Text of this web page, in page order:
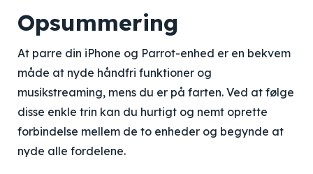
Opsummering
At parre din iPhone og Parrot-enhed er en bekvem
måde at nyde håndfri funktioner og
musikstreaming, mens du er på farten. Ved at følge
disse enkle trin kan du hurtigt og nemt oprette
forbindelse mellem de to enheder og begynde at
nyde alle fordelene.